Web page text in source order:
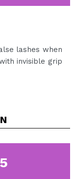
lashes when
invisible grip
Lashes are
making
Use Ardell
to apply. Each